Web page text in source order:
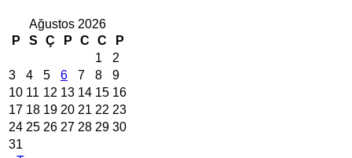
Ağustos 2026
P
S Ç P C C
P
1
2
3
4 5 6 7 8
9
10 11 12 13 14 15 16
17 18 19 20 21 22 23
24 25 26 27 28 29 30
31